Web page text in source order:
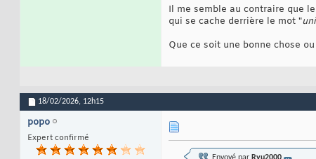
Il me semble au contraire que
qui se cache derrière le mot "
Que ce soit une bonne chose
18/02/2026, 12h15
popo
Expert confirmé